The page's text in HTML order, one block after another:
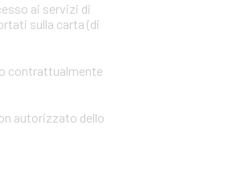
ai servizi di
sulla carta (di
contrattualmente
autorizzato dello